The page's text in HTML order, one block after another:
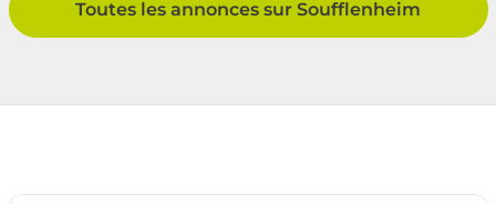
Toutes les annonces sur Soufflenheim